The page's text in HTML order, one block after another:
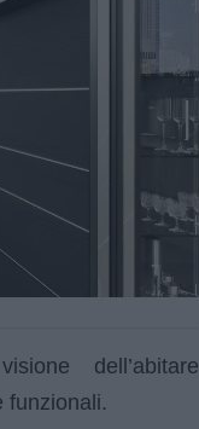
dell’abitare
funzionali.